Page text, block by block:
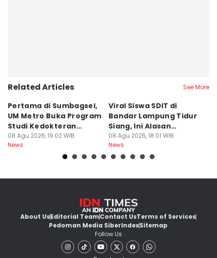
Related Articles See More
Pertama di Sumbagsel,
UM Metro Buka Program
Studi Kedokteran
Hewan
08 Agu 2026, 19:02 WIB
News
Viral Siswa SDIT di
Bandar Lampung Tidur
Siang, Ini Alasan
Sekolah
08 Agu 2026, 18:01 WIB
News
About UsEditorial TeamContact UsTerms of Services
Pedoman Media SiberIndexSitemap
Follow Us